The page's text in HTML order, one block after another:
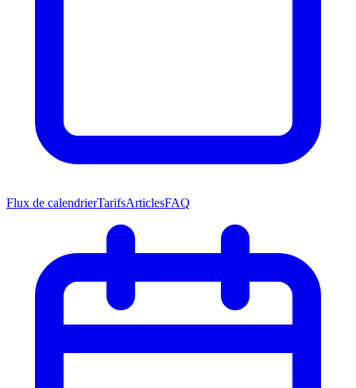
Flux de calendrierTarifsArticlesFAQ